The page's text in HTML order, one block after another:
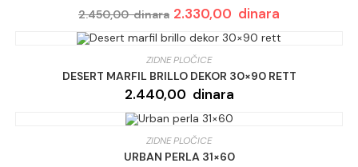
2.450,00dinara Originalna
je
bila:
2.450,00 dinara.
2.330,00 dinara
je:
2.330,00
ZIDNE PLOČICE
DESERT MARFIL BRILLO DEKOR 30×90 RETT
2.440,00 dinara
ZIDNE PLOČICE
URBAN PERLA 31×60